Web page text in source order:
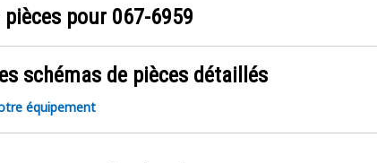
pièces pour 067-6959
schémas de pièces détaillés
équipement